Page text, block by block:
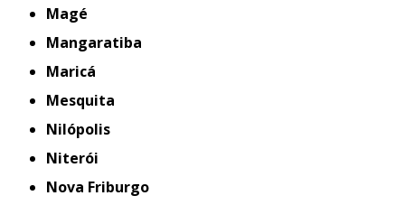
Magé
Mangaratiba
Maricá
Mesquita
Nilópolis
Niterói
Nova Friburgo